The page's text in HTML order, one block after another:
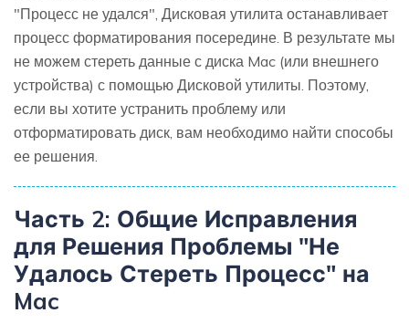
"Процесс не удался", Дисковая утилита останавливает
процесс форматирования посередине. В результате мы
не можем стереть данные с диска Mac (или внешнего
устройства) с помощью Дисковой утилиты. Поэтому,
если вы хотите устранить проблему или
отформатировать диск, вам необходимо найти способы
ее решения.
Часть 2: Общие Исправления
для Решения Проблемы "Не
Удалось Стереть Процесс" на
Mac